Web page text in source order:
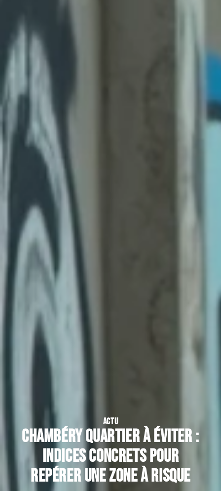
ACTU
Chambéry quartier à éviter :
indices concrets pour
repérer une zone à risque